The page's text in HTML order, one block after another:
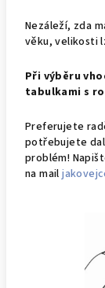
Nezáleží, zda
věku, velikosti
Při výběru
tabulkamis
Preferujete
potřebujete
problém!
na mail